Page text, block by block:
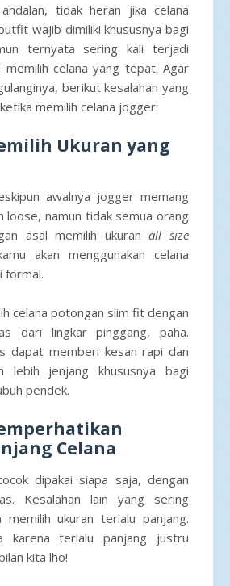
tidak heran jika celana
wajib dimiliki khususnya bagi
ternyata sering kali terjadi
memilih celana yang tepat. Agar
berikut kesalahan yang
memilih celana jogger:
Ukuran yang
awalnya jogger memang
loose, namun tidak semua orang
asal memilih ukuranall size
akan menggunakan celana
formal.
celana potongan slim fit dengan
dari lingkar pinggang, paha.
dapat memberi kesan rapi dan
lebih jenjang khususnya bagi
pendek.
Celana
dipakai siapa saja, dengan
Kesalahan lain yang sering
memilih ukuran terlalu panjang.
karena terlalu panjang justru
kita lho!